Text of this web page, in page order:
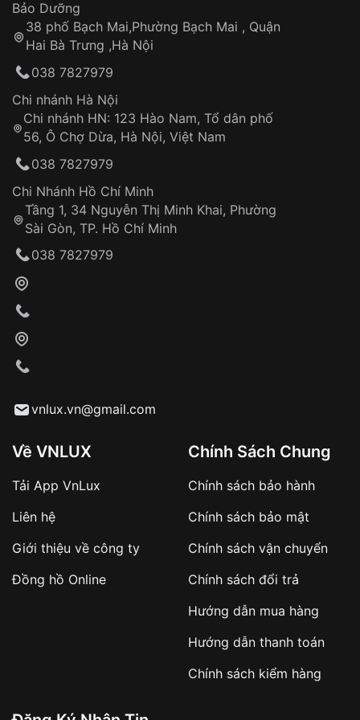
Những sản phẩm tương tự
SG88801.4602AT":
Thời gian tính từ khi xác nhận đơn hàng thành
công
Hotline: 0585 215 215
Từ khóa SEO:
Khách hàng kiểm tra và thanh toán trực tiếp
Từ khóa SEO:
sản phẩm đặc biệt
hàng
Số tiền còn lại thanh toán khi nhận hàng hoặc
✔️ Đảm bảo xử lý đơn hàng nhanh chóng
✔️ Hạn chế tình trạng hủy đơn không mong
Sản phẩm đã bị:
Tự ý sửa chữa
thống VNLUX
Đảm bảo quyền lợi khách hàng
Đồng hành cùng khách hàng trong suốt quá
trình sử dụng
Bảo Dưỡng
38 phố Bạch Mai,Phường Bạch Mai , Quận
Hai Bà Trưng ,Hà Nội
038 7827979
Chi nhánh Hà Nội
Chi nhánh HN: 123 Hào Nam, Tổ dân phố
56, Ô Chợ Dừa, Hà Nội, Việt Nam
038 7827979
Chi Nhánh Hồ Chí Minh
Tầng 1, 34 Nguyễn Thị Minh Khai, Phường
Sài Gòn, TP. Hồ Chí Minh
038 7827979
vnlux.vn@gmail.com
Về VNLUX
Tải App VnLux
Liên hệ
Giới thiệu về công ty
Đồng hồ Online
Chính Sách Chung
Chính sách bảo hành
Chính sách bảo mật
Chính sách vận chuyển
Chính sách đổi trả
Hướng dẫn mua hàng
Hướng dẫn thanh toán
Chính sách kiểm hàng